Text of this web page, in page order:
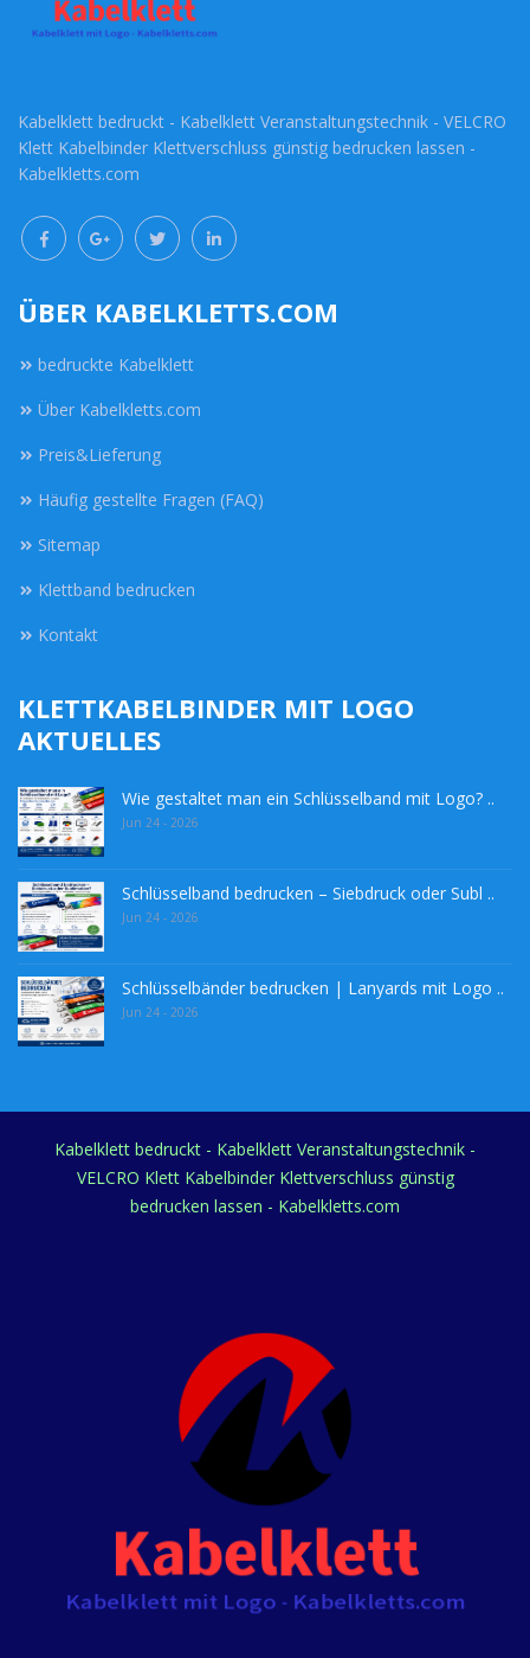
Kabelklett bedruckt - Kabelklett Veranstaltungstechnik - VELCRO
Klett Kabelbinder Klettverschluss günstig bedrucken lassen -
Kabelkletts.com
ÜBER KABELKLETTS.COM
bedruckte Kabelklett
Über Kabelkletts.com
Preis&Lieferung
Häufig gestellte Fragen (FAQ)
Sitemap
Klettband bedrucken
Kontakt
KLETTKABELBINDER MIT LOGO
AKTUELLES
Wie gestaltet man ein Schlüsselband mit Logo? ..
Jun 24 - 2026
Schlüsselband bedrucken – Siebdruck oder Subl ..
Jun 24 - 2026
Schlüsselbänder bedrucken | Lanyards mit Logo ..
Jun 24 - 2026
Kabelklett bedruckt - Kabelklett Veranstaltungstechnik -
VELCRO Klett Kabelbinder Klettverschluss günstig
bedrucken lassen - Kabelkletts.com